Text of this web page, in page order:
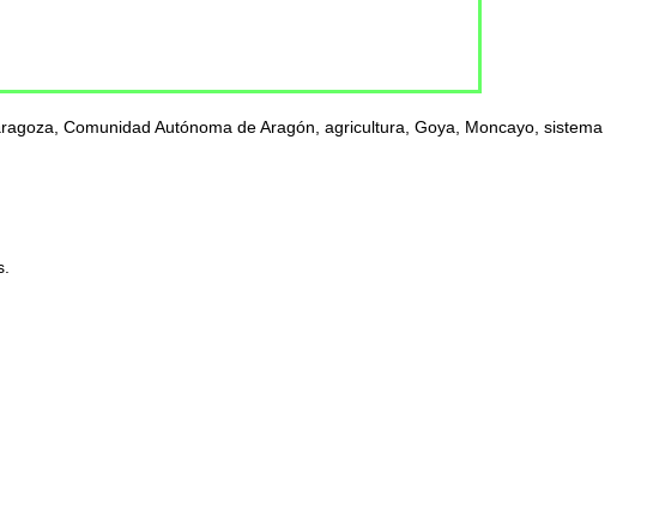
Comunidad Autónoma de Aragón, agricultura, Goya, Moncayo, sistema